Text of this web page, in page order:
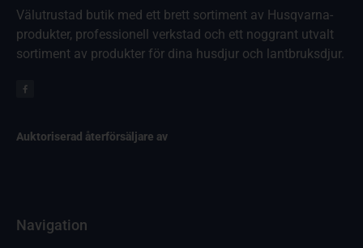
Välutrustad butik med ett brett sortiment av Husqvarna-
produkter, professionell verkstad och ett noggrant utvalt
sortiment av produkter för dina husdjur och lantbruksdjur.
Auktoriserad återförsäljare av
Navigation